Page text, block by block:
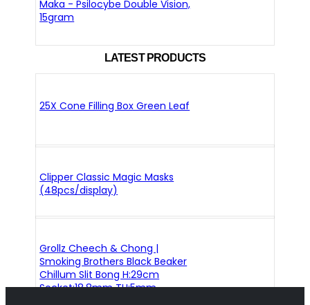
Maka - Psilocybe Double Vision,
15gram
LATEST PRODUCTS
25X Cone Filling Box Green Leaf
Clipper Classic Magic Masks
(48pcs/display)
Grollz Cheech & Chong |
Smoking Brothers Black Beaker
Chillum Slit Bong H:29cm
Socket:18.8mm TH:5mm